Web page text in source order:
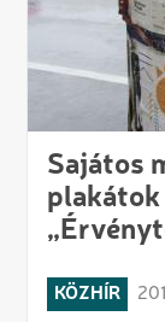
Sajátos
KÖZHÍR